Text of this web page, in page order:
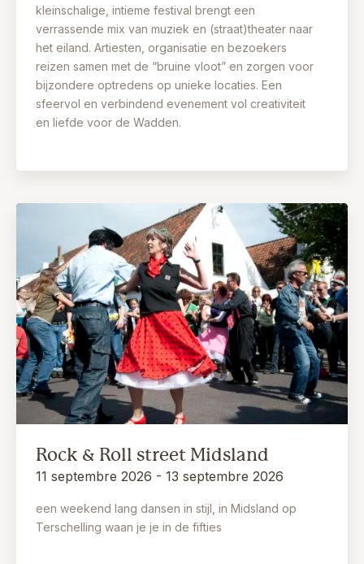
kleinschalige, intieme festival brengt een
verrassende mix van muziek en (straat)theater naar
het eiland. Artiesten, organisatie en bezoekers
reizen samen met de “bruine vloot” en zorgen voor
bijzondere optredens op unieke locaties. Een
sfeervol en verbindend evenement vol creativiteit
en liefde voor de Wadden.
Rock & Roll street Midsland
11 septembre 2026 - 13 septembre 2026
een weekend lang dansen in stijl, in Midsland op
Terschelling waan je je in de fifties